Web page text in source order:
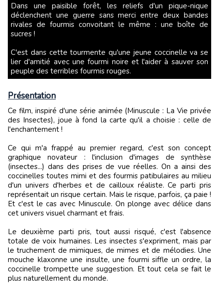
Dans une paisible forêt, les reliefs d'un pique-nique
déclenchent une guerre sans merci entre deux bandes
rivales de fourmis convoitant le même : une boîte de
sucres !
C'est dans cette tourmente qu'une jeune coccinelle va se
lier d'amitié avec une fourmi noire et l'aider à sauver son
peuple des terribles fourmis rouges.
Présentation
Ce film, inspiré d'une série animée (Minuscule : La Vie privée
des Insectes), joue à fond la carte qu'il a choisie : celle de
l'enchantement !
Ce qui m'a frappé au premier regard, c'est son concept
graphique novateur : l'inclusion d'images de synthèse
(insectes...) dans des prises de vue réelles. On a ainsi des
coccinelles toutes mimi et des fourmis patibulaires au milieu
d'un univers d'herbes et de cailloux réaliste. Ce parti pris
représentait un risque certain. Mais le risque, parfois, ça paie !
Et c'est le cas avec Minuscule. On plonge avec délice dans
cet univers visuel charmant et frais.
Le deuxième parti pris, tout aussi risqué, c'est l'absence
totale de voix humaines. Les insectes s'expriment, mais par
le truchement de mimiques, de mimes et de mélodies. Une
mouche klaxonne une insulte, une fourmi siffle un ordre, la
coccinelle trompette une suggestion. Et tout cela se fait le
plus naturellement du monde.